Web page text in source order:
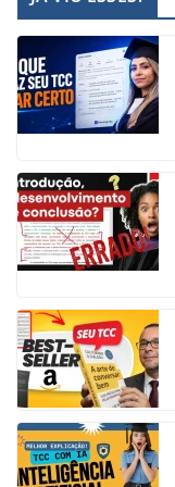
e
b
o
o
k
gr
a
m
e
dI
n